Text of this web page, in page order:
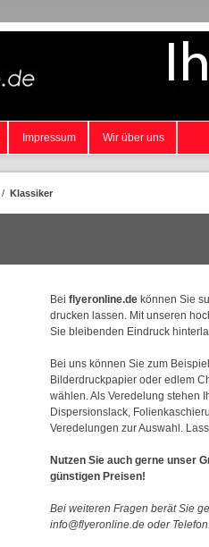
Impressum Wir über uns
/ Klassiker
Bei flyeronline.de können Sie
drucken lassen. Mit unseren
Sie bleibenden Eindruck
Bei uns können Sie zum
Bilderdruckpapier oder edlem
wählen. Als Veredelung stehen
Dispersionslack,
Veredelungen zur Auswahl.
Nutzen Sie auch gerne unser
günstigen Preisen!
Bei weiteren Fragen berät Sie
info@flyeronline.de oder